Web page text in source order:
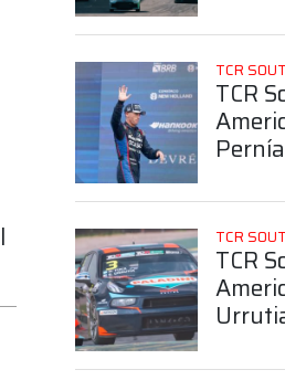
TCR
TCR
de
TCR
TCR